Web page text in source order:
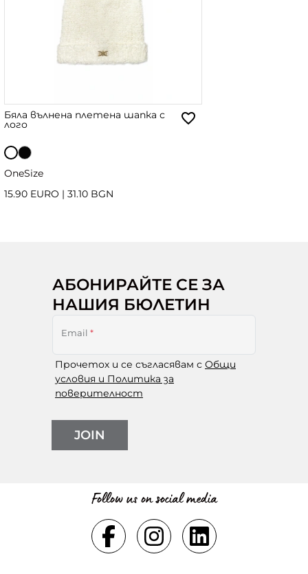
Бяла вълнена плетена шапка с
лого
OneSize
15.90 EURO | 31.10 BGN
АБОНИРАЙТЕ СЕ ЗА
НАШИЯ БЮЛЕТИН
Email *
Прочетох и се съгласявам с Общи
условия и Политика за
поверителност
JOIN
Follow us on social media